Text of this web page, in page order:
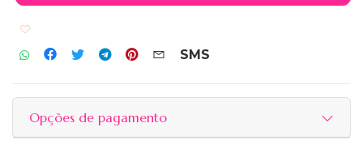
SMS
Opções de pagamento